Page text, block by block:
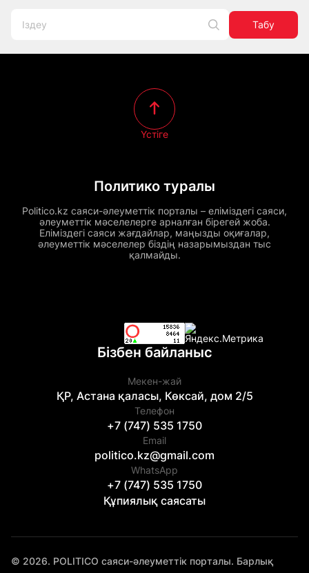
Табу
Политико туралы
Politico.kz саяси-әлеуметтік порталы – еліміздегі саяси,
әлеуметтік мәселелерге арналған бірегей жоба.
Еліміздегі саяси жағдайлар, маңызды оқиғалар,
әлеуметтік мәселелер біздің назарымыздан тыс
қалмайды.
Үстіге
Бізбен байланыс
Мекен-жай
ҚР, Астана қаласы, Көксай, дом 2/5
Телефон
+7 (747) 535 1750
Email
politico.kz@gmail.com
WhatsApp
+7 (747) 535 1750
Құпиялық саясаты
© 2026. POLITICO саяси-әлеуметтік порталы. Барлық